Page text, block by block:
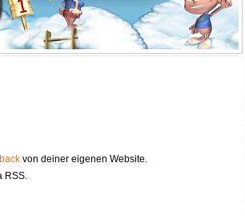
von deiner eigenen Website.
RSS.